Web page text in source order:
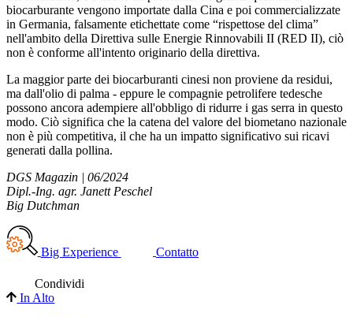
biocarburante vengono importate dalla Cina e poi commercializzate
in Germania, falsamente etichettate come “rispettose del clima”
nell'ambito della Direttiva sulle Energie Rinnovabili II (RED II), ciò
non è conforme all'intento originario della direttiva.
La maggior parte dei biocarburanti cinesi non proviene da residui,
ma dall'olio di palma - eppure le compagnie petrolifere tedesche
possono ancora adempiere all'obbligo di ridurre i gas serra in questo
modo. Ciò significa che la catena del valore del biometano nazionale
non è più competitiva, il che ha un impatto significativo sui ricavi
generati dalla pollina.
DGS Magazin | 06/2024
Dipl.-Ing. agr. Janett Peschel
Big Dutchman
Big Experience Contatto
Condividi
In Alto